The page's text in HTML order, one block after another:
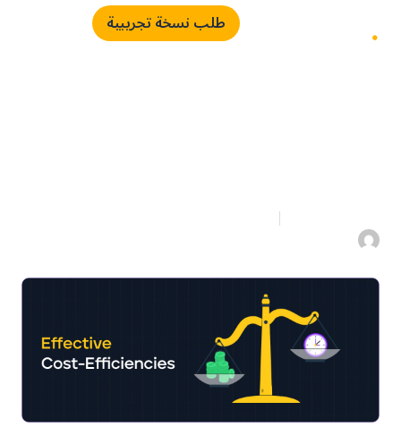
طلب نسخة تجريبية